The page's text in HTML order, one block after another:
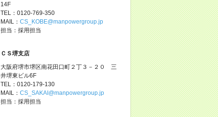
14F
TEL：0120-769-350
MAIL： CS_KOBE@manpowergroup.jp
担当：採用担当
ＣＳ堺支店
大阪府堺市堺区南花田口町２丁３－２０ 三
井堺東ビル6F
TEL：0120-179-130
MAIL： CS_SAKAI@manpowergroup.jp
担当：採用担当